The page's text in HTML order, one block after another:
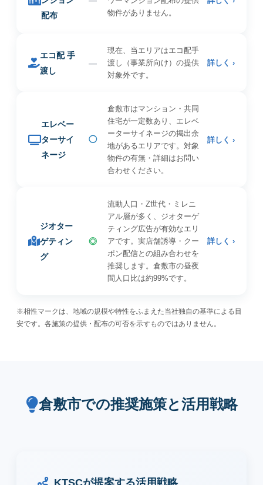
配布
物件がありません。
エコ配 手
渡し
—
現在、当エリアはエコ配手
渡し（事業所向け）の提供
対象外です。
詳しく ›
エレベー
ターサイ
ネージ
◯
倉敷市はマンション・共同
住宅が一定数あり、エレベ
ーターサイネージの掲出余
地があるエリアです。対象
物件の有無・詳細はお問い
合わせください。
詳しく ›
ジオター
ゲティン
グ
◎
流動人口・Z世代・ミレニ
アル層が多く、ジオターゲ
ティング広告が有効なエリ
アです。実店舗誘導・クー
ポン配信との組み合わせを
推奨します。倉敷市の昼夜
間人口比は約99%です。
詳しく ›
※相性マークは、地域の規模や特性をふまえた当社独自の基準による目
安です。各施策の提供・配布の可否を示すものではありません。
倉敷市での推奨施策と活用戦略
KTSCが提案する活用戦略